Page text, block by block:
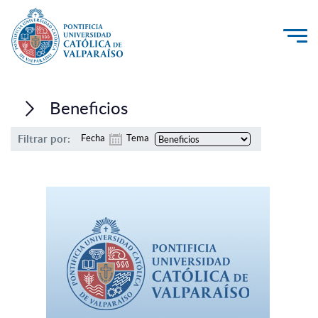
Investigación, Creación e Innovación
PUCV Internacional
Formación Continua
Beneficios
Filtrar por: Fecha Tema